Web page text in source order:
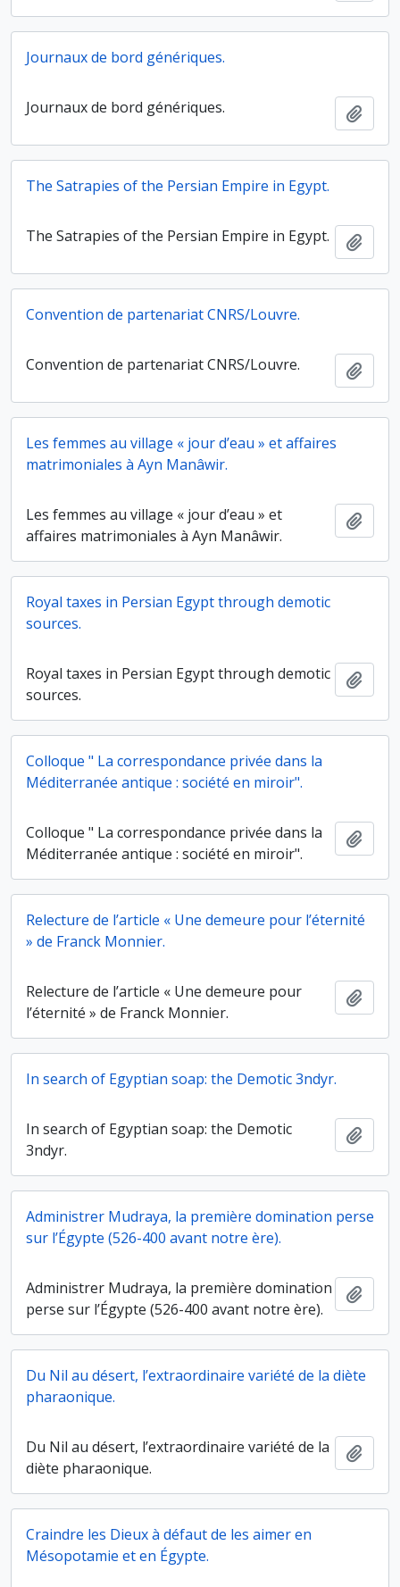
Journaux de bord génériques.
Journaux de bord génériques.
The Satrapies of the Persian Empire in Egypt.
The Satrapies of the Persian Empire in Egypt.
Convention de partenariat CNRS/Louvre.
Convention de partenariat CNRS/Louvre.
Les femmes au village « jour d’eau » et affaires
matrimoniales à Ayn Manâwir.
Les femmes au village « jour d’eau » et
affaires matrimoniales à Ayn Manâwir.
Royal taxes in Persian Egypt through demotic
sources.
Royal taxes in Persian Egypt through demotic
sources.
Colloque " La correspondance privée dans la
Méditerranée antique : société en miroir".
Colloque " La correspondance privée dans la
Méditerranée antique : société en miroir".
Relecture de l’article « Une demeure pour l’éternité
» de Franck Monnier.
Relecture de l’article « Une demeure pour
l’éternité » de Franck Monnier.
In search of Egyptian soap: the Demotic 3ndyr.
In search of Egyptian soap: the Demotic
3ndyr.
Administrer Mudraya, la première domination perse
sur l’Égypte (526-400 avant notre ère).
Administrer Mudraya, la première domination
perse sur l’Égypte (526-400 avant notre ère).
Du Nil au désert, l’extraordinaire variété de la diète
pharaonique.
Du Nil au désert, l’extraordinaire variété de la
diète pharaonique.
Craindre les Dieux à défaut de les aimer en
Mésopotamie et en Égypte.